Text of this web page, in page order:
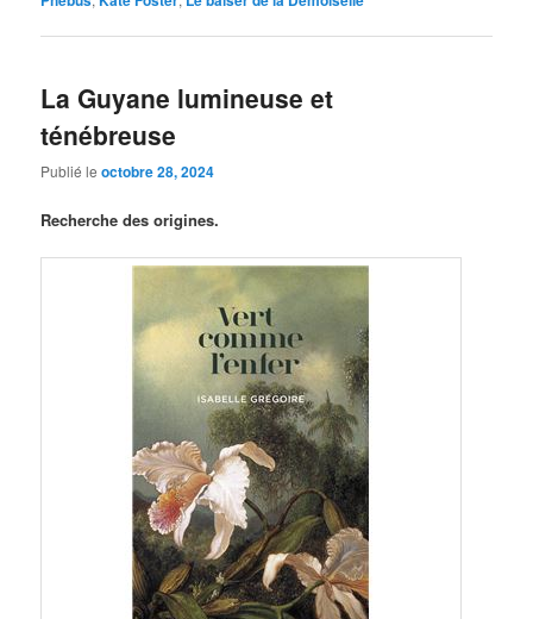
La Guyane lumineuse et
ténébreuse
Publié leoctobre 28, 2024
Recherche des origines.